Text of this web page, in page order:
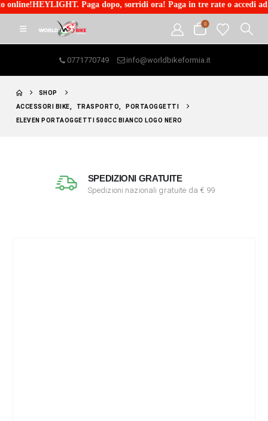
Paga dopo, sorridi ora! Paga in tre rate o accedi ad un
0
0771770749 info@worldbikeformia.it
SHOP
ACCESSORI BIKE TRASPORTO PORTAOGGETTI
ELEVEN PORTAOGGETTI 500CC BIANCO LOGO NERO
SPEDIZIONI GRATUITE
Spedizioni nazionali gratuite da € 99